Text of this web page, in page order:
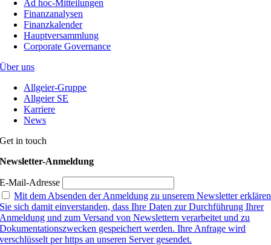
Ad hoc-Mitteilungen
Finanzanalysen
Finanzkalender
Hauptversammlung
Corporate Governance
Über uns
Allgeier-Gruppe
Allgeier SE
Karriere
News
Get in touch
Newsletter-Anmeldung
E-Mail-Adresse
Mit dem Absenden der Anmeldung zu unserem Newsletter erklären
Sie sich damit einverstanden, dass Ihre Daten zur Durchführung Ihrer
Anmeldung und zum Versand von Newslettern verarbeitet und zu
Dokumentationszwecken gespeichert werden. Ihre Anfrage wird
verschlüsselt per https an unseren Server gesendet.